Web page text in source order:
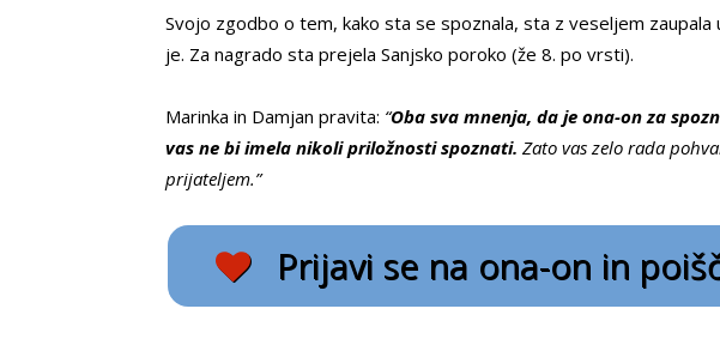
Svojo zgodbo o tem, kako sta se spoznala, sta z veseljem zaupala
je. Za nagrado sta prejela Sanjsko poroko (že 8. po vrsti).
Marinka in Damjan pravita: “Oba sva mnenja, da je ona-on za
vas ne bi imela nikoli priložnosti spoznati. Zato vas zelo rada
prijateljem.”
Prijavi se na ona-on in